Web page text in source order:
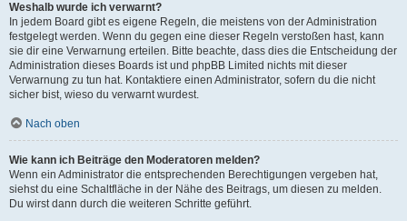
Weshalb wurde ich verwarnt?
In jedem Board gibt es eigene Regeln, die meistens von der Administration
festgelegt werden. Wenn du gegen eine dieser Regeln verstoßen hast, kann
sie dir eine Verwarnung erteilen. Bitte beachte, dass dies die Entscheidung der
Administration dieses Boards ist und phpBB Limited nichts mit dieser
Verwarnung zu tun hat. Kontaktiere einen Administrator, sofern du die nicht
sicher bist, wieso du verwarnt wurdest.
Nach oben
Wie kann ich Beiträge den Moderatoren melden?
Wenn ein Administrator die entsprechenden Berechtigungen vergeben hat,
siehst du eine Schaltfläche in der Nähe des Beitrags, um diesen zu melden.
Du wirst dann durch die weiteren Schritte geführt.